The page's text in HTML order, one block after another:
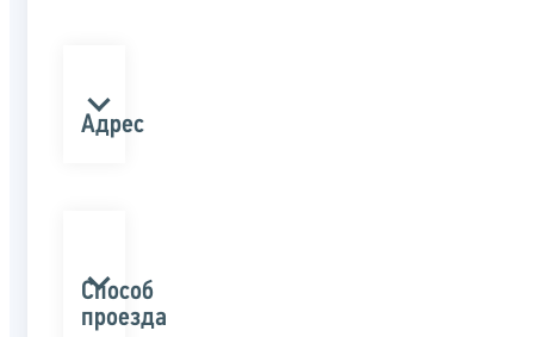
Адрес
Способ
проезда